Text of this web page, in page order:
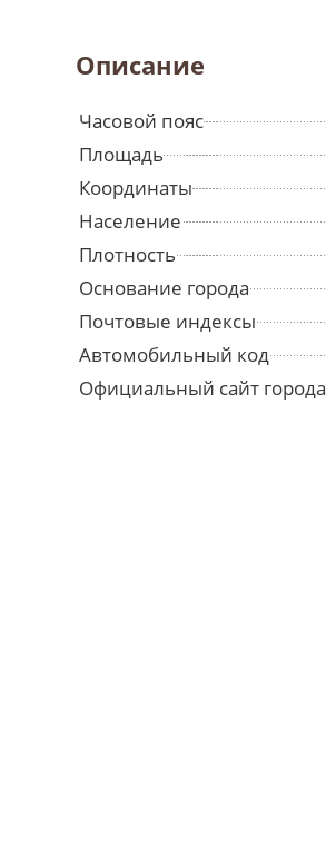
Описание
Часовой пояс
Площадь
Координаты
Население
Плотность
Основание города
Почтовые индексы
Автомобильный код
Официальный сайт города